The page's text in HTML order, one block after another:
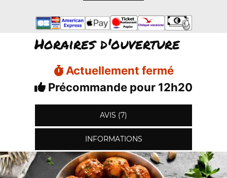
Horaires d'ouverture
Actuellement fermé
Précommande pour 12h20
AVIS (7)
INFORMATIONS